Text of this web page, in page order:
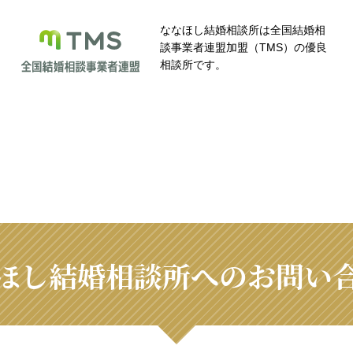
ななほし結婚相談所は全国結婚相
談事業者連盟加盟（TMS）の優良
相談所です。
し結婚相談所へのお問い